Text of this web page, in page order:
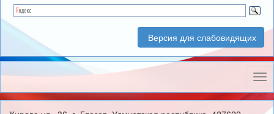
Версия для слабовидящих